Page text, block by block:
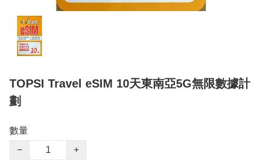
TOPSI Travel eSIM 10天東南亞5G無限數據計
劃
數量
−
+